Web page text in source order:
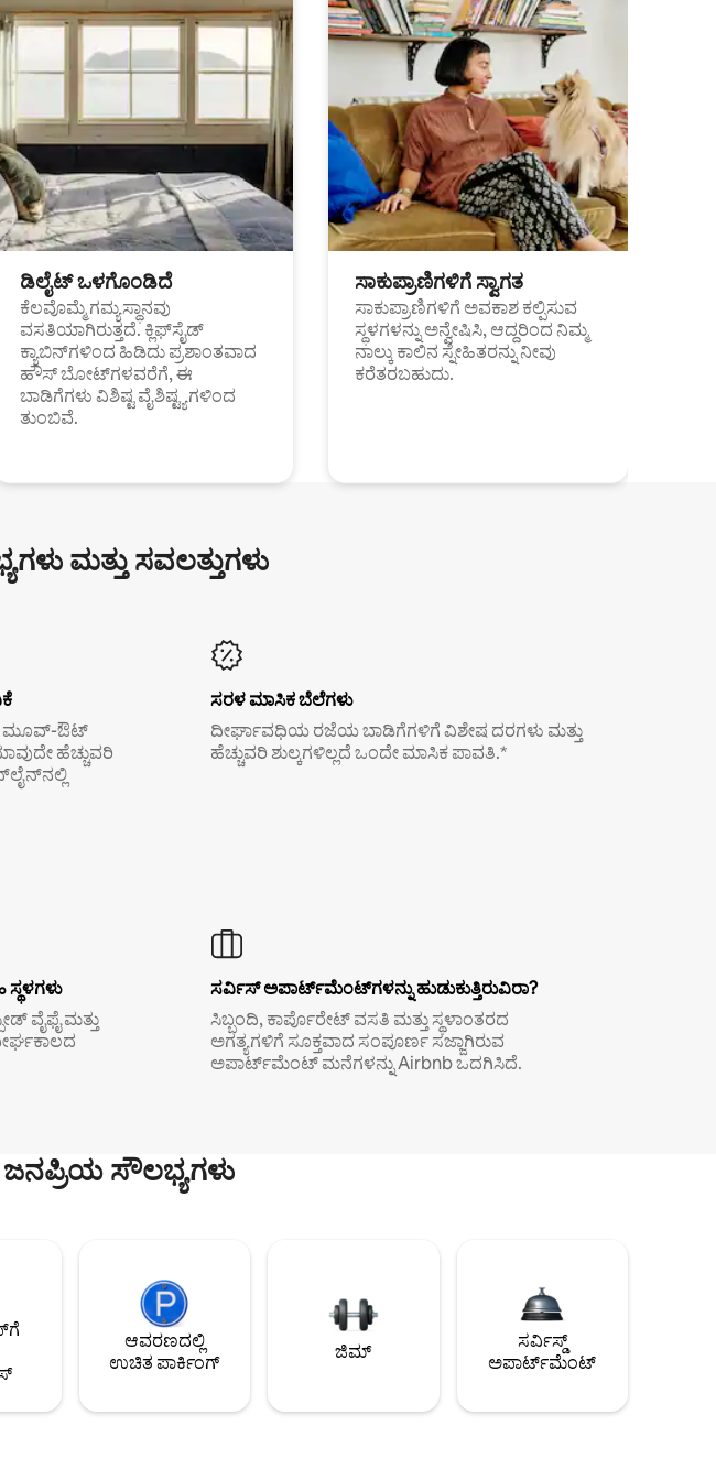
ಡಿಲೈಟ್ ಒಳಗೊಂಡಿದೆ
ಕೆಲವೊಮ್ಮೆ ಗಮ್ಯಸ್ಥಾನವು
ವಸತಿಯಾಗಿರುತ್ತದೆ. ಕ್ಲಿಫ್‌ಸೈಡ್
ಕ್ಯಾಬಿನ್‌ಗಳಿಂದ ಹಿಡಿದು ಪ್ರಶಾಂತವಾದ
ಹೌಸ್ ಬೋಟ್‌ಗಳವರೆಗೆ, ಈ
ಬಾಡಿಗೆಗಳು ವಿಶಿಷ್ಟ ವೈಶಿಷ್ಟ್ಯಗಳಿಂದ
ತುಂಬಿವೆ.
ಸಾಕುಪ್ರಾಣಿಗಳಿಗೆ ಸ್ವಾಗತ
ಸಾಕುಪ್ರಾಣಿಗಳಿಗೆ ಅವಕಾಶ ಕಲ್ಪಿಸುವ
ಸ್ಥಳಗಳನ್ನು ಅನ್ವೇಷಿಸಿ, ಆದ್ದರಿಂದ ನಿಮ್ಮ
ನಾಲ್ಕು ಕಾಲಿನ ಸ್ನೇಹಿತರನ್ನು ನೀವು
ಕರೆತರಬಹುದು.
ಮತ್ತು ಸವಲತ್ತುಗಳು
ಮೂವ್-ಔಟ್
ಹೆಚ್ಚುವರಿ
ಸರಳ ಮಾಸಿಕ ಬೆಲೆಗಳು
ದೀರ್ಘಾವಧಿಯ ರಜೆಯ ಬಾಡಿಗೆಗಳಿಗೆ ವಿಶೇಷ ದರಗಳು ಮತ್ತು
ಹೆಚ್ಚುವರಿ ಶುಲ್ಕಗಳಿಲ್ಲದೆ ಒಂದೇ ಮಾಸಿಕ ಪಾವತಿ.*
ವೈಫೈ ಮತ್ತು
ಸರ್ವಿಸ್ ಅಪಾರ್ಟ್‌ಮೆಂಟ್‌ಗಳನ್ನು ಹುಡುಕುತ್ತಿರುವಿರಾ?
ಸಿಬ್ಬಂದಿ, ಕಾರ್ಪೊರೇಟ್ ವಸತಿ ಮತ್ತು ಸ್ಥಳಾಂತರದ
ಅಗತ್ಯಗಳಿಗೆ ಸೂಕ್ತವಾದ ಸಂಪೂರ್ಣ ಸಜ್ಜಾಗಿರುವ
ಅಪಾರ್ಟ್‌ಮೆಂಟ್ ಮನೆಗಳನ್ನು Airbnb ಒದಗಿಸಿದೆ.
ಸೌಲಭ್ಯಗಳು
ಆವರಣದಲ್ಲಿ
ಉಚಿತ ಪಾರ್ಕಿಂಗ್
ಜಿಮ್
ಸರ್ವಿಸ್ಡ್
ಅಪಾರ್ಟ್‌ಮೆಂಟ್